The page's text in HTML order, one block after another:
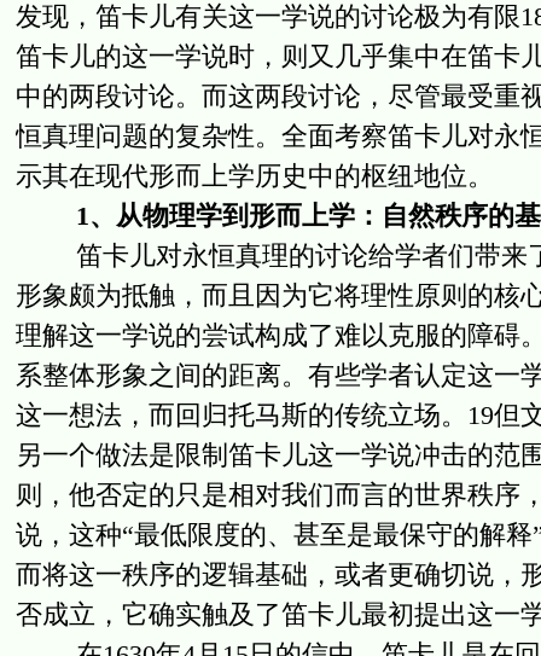
发现，笛卡儿有关这一学说的讨论极为有限
笛卡儿的这一学说时，则又几乎集中在笛卡
中的两段讨论。而这两段讨论，尽管最受重
恒真理问题的复杂性。全面考察笛卡儿对永
示其在现代形而上学历史中的枢纽地位。
1、从物理学到形而上学：自然秩序的
笛卡儿对永恒真理的讨论给学者们带来
形象颇为抵触，而且因为它将理性原则的核
理解这一学说的尝试构成了难以克服的障碍
系整体形象之间的距离。有些学者认定这一
这一想法，而回归托马斯的传统立场。19但
另一个做法是限制笛卡儿这一学说冲击的范
则，他否定的只是相对我们而言的世界秩序
说，这种“最低限度的、甚至是最保守的解
而将这一秩序的逻辑基础，或者更确切说，
否成立，它确实触及了笛卡儿最初提出这一